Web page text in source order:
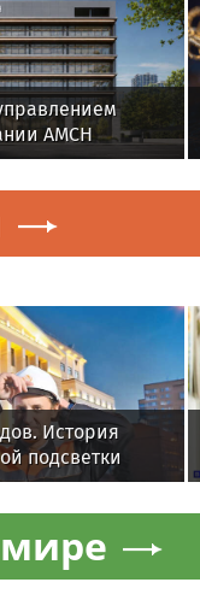
AMCH
млн
История
подсветки